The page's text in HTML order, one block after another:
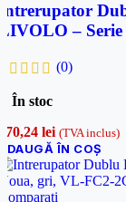
–
(0)
În stoc
lei (TVA inclus)
ÎN COȘ